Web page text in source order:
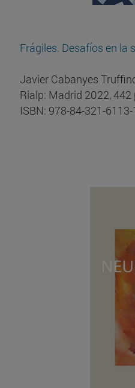
Frágiles. Desafíos en la
Javier Cabanyes
Rialp: Madrid 2022, 442
ISBN: 978-84-321-6113-